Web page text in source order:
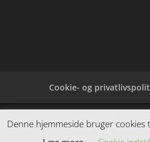
Cookie- og
Denne hjemmeside samler
spændende varer. Siden er
Denne hjemmeside bruger